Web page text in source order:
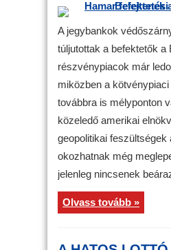
A jegybankok
túljutottak a befektetők a
részvénypiacok már
miközben a
továbbra is mélyponton
közeledő amerikai
geopolitikai feszültségek
okozhatnak még
jelenleg nincsenek
Olvass tovább »